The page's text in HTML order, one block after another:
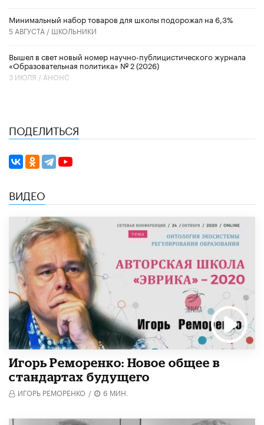
Минимальный набор товаров для школы подорожал на 6,3%
5 АВГУСТА / ШКОЛЬНИКИ
Вышел в свет новый номер научно-публицистического журнала
«Образовательная политика» № 2 (2026)
3 ИЮЛЯ / АНОНС
ПОДЕЛИТЬСЯ
ВИДЕО
Игорь Реморенко: Новое общее в
стандартах будущего
ИГОРЬ РЕМОРЕНКО / 6 МИН.